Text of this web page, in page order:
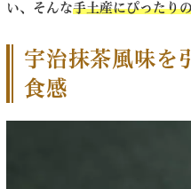
い、そんな手土産にぴったり
宇治抹茶風味を
食感